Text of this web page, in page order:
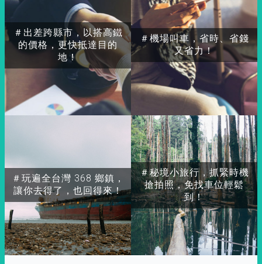
＃出差跨縣市，以搭高鐵
的價格，更快抵達目的
地！
＃玩遍全台灣 368 鄉鎮，
讓你去得了，也回得來！
＃秘境小旅行，抓緊時機
搶拍照，免找車位輕鬆
到！
＃機場叫車，省時、省錢
又省力！